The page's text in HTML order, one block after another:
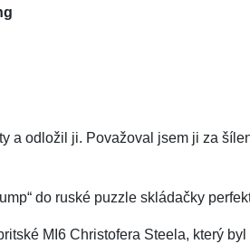
a odložil ji. Považoval jsem ji za
do ruské puzzle skládačky
MI6 Christofera Steela, který